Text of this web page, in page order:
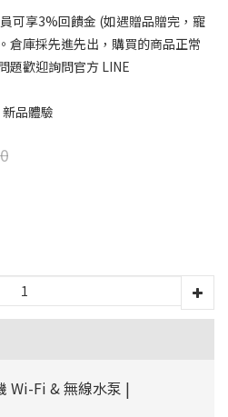
可享3%回饋金 (如遇贈品贈完，寵
倉庫採先進先出，購買的商品正常
題歡迎詢問官方 LINE
品體驗
Wi-Fi & 無線水泵 |